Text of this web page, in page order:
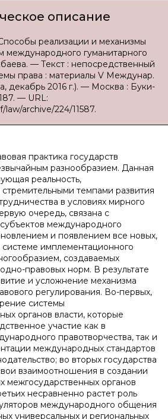
описание
реализации и механизмы
международного гуманитарного
— Текст : непосредственный
права : материалы V Междунар.
декабрь 2016 г.). — Москва : Буки-
— URL:
archive/224/11587.
практика государств
разнообразием. Данная
реальность,
темпами развития
в условиях мирного
очередь, связана с
международного
и появлением все новых,
имплементационного
создаваемых
правовых норм. В результате
и усложнение механизма
регулирования. Во-первых,
системы
органов власти, которые
участие как в
правотворчества, так и
международных стандартов
во вторых государства
взаимоотношения в создании
межгосударственных органов
несравненно растет роль
международного общения
универсальных и региональных